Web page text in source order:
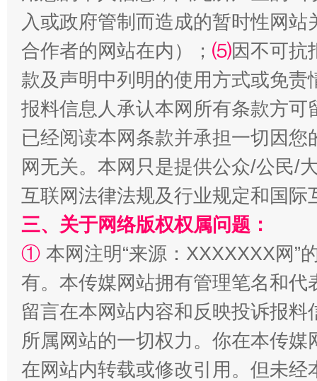
全民健身五年计划来了！等你上场
阿坝州三大球赛在茂县开幕 规模
入或政府管制而造成的暂时性网
合作者的网站在内）； ⑸因不可抗
款及声明中列明的使用方式或免责
报料信息人承认本网所有条款方
已经阅读本网条款并承担一切因
网无关。本网只是提供公众/公民/
互联网法律法规及行业规定和国
三、关于网络版权权属问题：
① 本网注明“来源：XXXXXXX网”
有。本传媒网站拥有管理笔名和
留言在本网站内容和反映投诉报
所属网站的一切权力。你在本传
在网站内转载或修改引用。但未